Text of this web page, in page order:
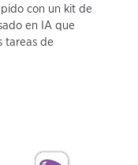
con un kit de
en IA que
tareas de